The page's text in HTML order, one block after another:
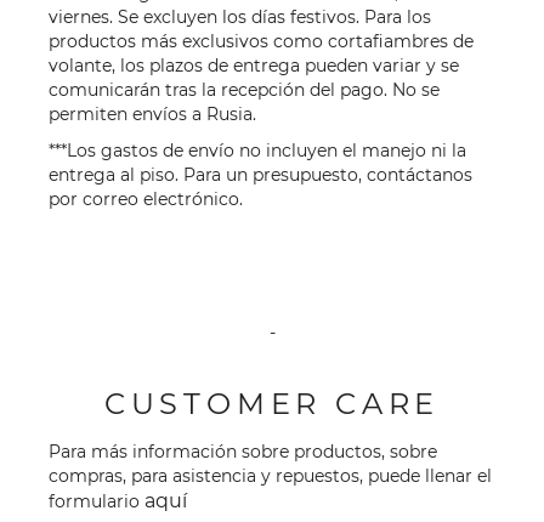
viernes. Se excluyen los días festivos. Para los
productos más exclusivos como cortafiambres de
volante, los plazos de entrega pueden variar y se
comunicarán tras la recepción del pago. No se
permiten envíos a Rusia.
***Los gastos de envío no incluyen el manejo ni la
entrega al piso. Para un presupuesto, contáctanos
por correo electrónico.
-
CUSTOMER CARE
Para más información sobre productos, sobre
compras, para asistencia y repuestos, puede llenar el
formulario aquí